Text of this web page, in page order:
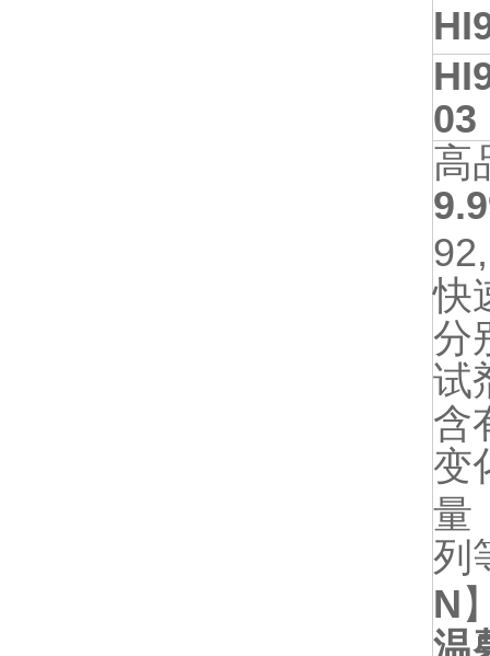
03
高
快
分
试
含
变
量
列
N